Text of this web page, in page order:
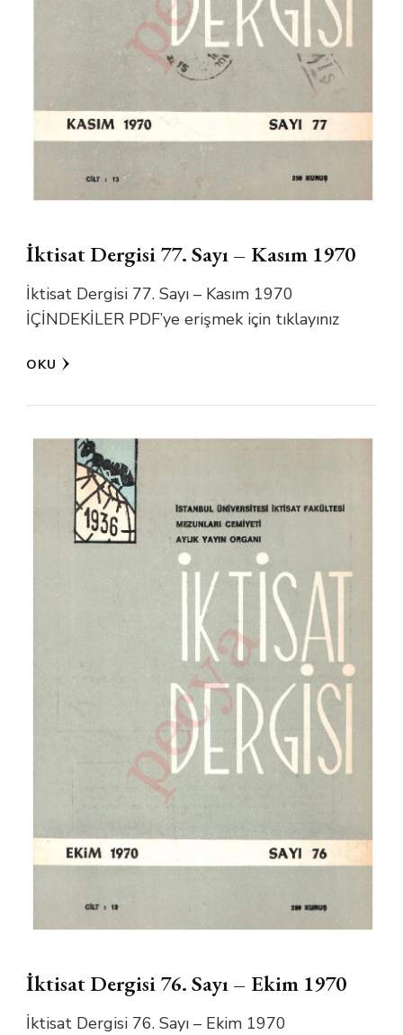
İktisat Dergisi 77. Sayı – Kasım 1970
İktisat Dergisi 77. Sayı – Kasım 1970
İÇİNDEKİLER PDF’ye erişmek için tıklayınız
OKU
İktisat Dergisi 76. Sayı – Ekim 1970
İktisat Dergisi 76. Sayı – Ekim 1970